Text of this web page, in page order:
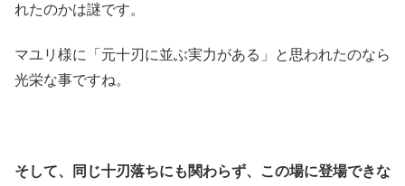
れたのかは謎です。
マユリ様に「元十刃に並ぶ実力がある」と思われたのなら
光栄な事ですね。
そして、同じ十刃落ちにも関わらず、この場に登場できな